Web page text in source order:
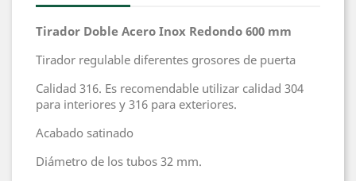
Tirador Doble Acero Inox Redondo 600 mm
Tirador regulable diferentes grosores de puerta
Calidad 316. Es recomendable utilizar calidad 304
para interiores y 316 para exteriores.
Acabado satinado
Diámetro de los tubos 32 mm.